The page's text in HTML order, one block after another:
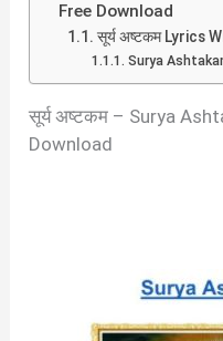
Free Download
सूर्य अष्टकम Lyrics
Surya
सूर्य अष्टकम – Surya
Download